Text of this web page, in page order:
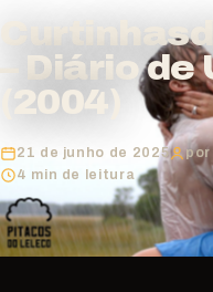
– Diário
(2004)
21 de junho de 2025
por
4 min de leitura